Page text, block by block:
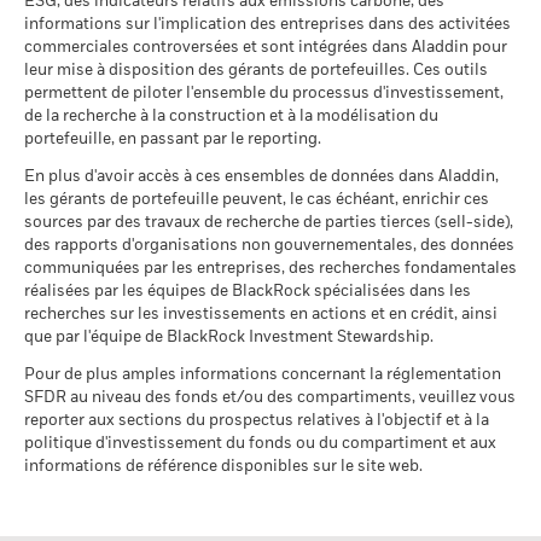
total (%)
SEK
22,6 34,1 33,8
Indice de
référence
comparateur
1 (%) SEK
33,7
La performance indiquée est calculée après déduction des
frais courants. Les frais d’entrée/de sortie ne sont pas inclus
dans le calcul.
Les chiffres indiqués se rapportent aux performances
passées.Les performances passées ne sont pas un indicateur
fiable des performances futures. Les marchés pourraient
évoluer très différemment. Ceci peut vous aider à évaluer la
façon dont le fonds a été géré dans le passé
La performance est indiquée sur la base de la Valeur nette
d’inventaire (VNI), avec le revenu brut réinvesti le cas échéant.
Le rendement de votre investissement peut augmenter ou
Catégorie Morningstar Actions Secteur Technologies
Liquidité du fonds
Quotidienne, sur la base d'un
prix à terme
SEDOL BG094L7
peuvent être utilisés pour acquérir ou réduire une exposition
au marché et/ou à des fins de gestion des risques. Allocations
susceptibles de modification.
au
Scénarios
Minimal Il n’y a pas de rendement minimum
Tension
Ce que vous pourriez obtenir après
Rendement annuel moyen
Défavorable
Ce que vous pourriez obtenir après
Rendement annuel moyen
Intermédiaire
Ce que vous pourriez obtenir après
Ce que vous pourriez obtenir après
Rendement annuel moyen
Le scénario de tension montre ce que vous pourriez obtenir
reposent les indicateurs de participation aux secteurs
d'activité, utilisez les liensci-dessous.
MSCI - Armes controversées
au 30/juin/2026
0,00%
MSCI - Armes nucléaires
au 30/juin/2026
0,00%
MSCI - Armes à feu civiles
au 30/juin/2026
0,00%
MSCI - Tabac
au 30/juin/2026
0,00%
Pacte mondial des Nations
Unies
au 30/juin/2026
MSCI - Charbon thermique
BlackRock Global Funds - Annual Report
(French - France)
BlackRock Global Funds - Annual Report
(French)
BlackRock Global Funds - Annual report and
audited financial statements (French)
Sustainability related disclosure - FOTF_AG
(fr)
Sustainability related disclosure - FOTF_AG
(en)
- France)
informations sur l'implication des entreprises dans des activitées
commerciales controversées et sont intégrées dans Aladdin pour
leur mise à disposition des gérants de portefeuilles. Ces outils
permettent de piloter l'ensemble du processus d'investissement,
de la recherche à la construction et à la modélisation du
portefeuille, en passant par le reporting.
En plus d'avoir accès à ces ensembles de données dans Aladdin,
les gérants de portefeuille peuvent, le cas échéant, enrichir ces
sources par des travaux de recherche de parties tierces (sell-side),
des rapports d'organisations non gouvernementales, des données
communiquées par les entreprises, des recherches fondamentales
réalisées par les équipes de BlackRock spécialisées dans les
recherches sur les investissements en actions et en crédit, ainsi
que par l'équipe de BlackRock Investment Stewardship.
Pour de plus amples informations concernant la réglementation
SFDR au niveau des fonds et/ou des compartiments, veuillez vous
reporter aux sections du prospectus relatives à l'objectif et à la
politique d'investissement du fonds ou du compartiment et aux
informations de référence disponibles sur le site web.